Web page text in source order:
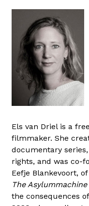
Els van Driel is a
filmmaker. She
documentary series,
rights, and was co-
Eefje Blankevoort,
The Asylummachine
the consequences